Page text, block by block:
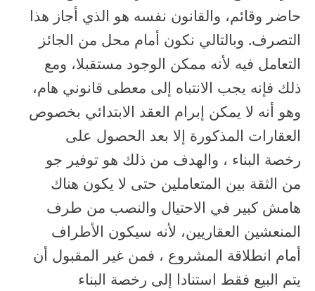
حاضر وقائم، والقانون نفسه هو الذي أجاز هذا
التصرف. وبالتالي نكون أمام محل من الجائز
التعامل فيه لأنه ممكن الوجود مستقبلا، ومع
ذلك فإنه يجب الانتباه إلى معطى قانوني هام،
وهو أنه لا يمكن إبرام العقد الابتدائي بخصوص
العقارات المذكورة إلا بعد الحصول على
رخصة البناء ، والهدف من ذلك هو توفير جو
من الثقة بين المتعاملين حتى لا يكون هناك
هامش كبير في الاحتيال والنصب من طرف
المنعشين العقاريين، لأنه سيكون الأطراف
أمام انطلاقة المشروع ، فمن غير المقبول أن
يتم البيع فقط استنادا إلى رخصة البناء